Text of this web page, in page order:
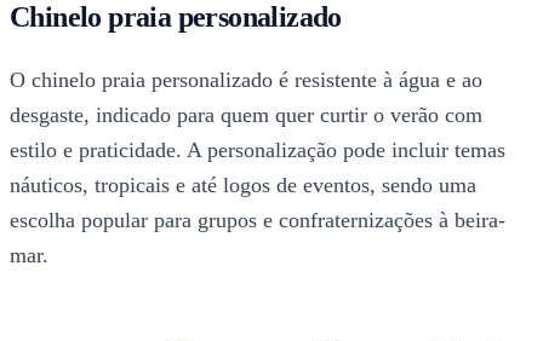
Chinelo praia personalizado
O chinelo praia personalizado é resistente à água e ao
desgaste, indicado para quem quer curtir o verão com
estilo e praticidade. A personalização pode incluir temas
náuticos, tropicais e até logos de eventos, sendo uma
escolha popular para grupos e confraternizações à beira-
mar.